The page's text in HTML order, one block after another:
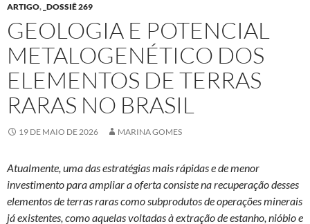
ARTIGO, _DOSSIÊ 269
GEOLOGIA E POTENCIAL
METALOGENÉTICO DOS
ELEMENTOS DE TERRAS
RARAS NO BRASIL
19 DE MAIO DE 2026 MARINA GOMES
Atualmente, uma das estratégias mais rápidas e de menor
investimento para ampliar a oferta consiste na recuperação desses
elementos de terras raras como subprodutos de operações minerais
já existentes, como aquelas voltadas à extração de estanho, nióbio e